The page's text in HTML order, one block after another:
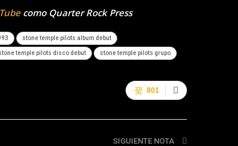
como Quarter Rock Press
stone temple pilots album debut
temple pilots disco debut stone temple pilots grupo
801
SIGUIENTE NOTA